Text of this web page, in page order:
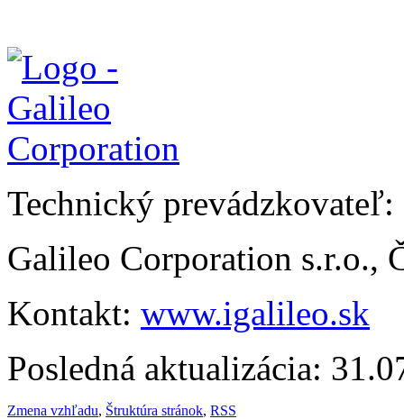
Technický prevádzkovateľ:
Galileo Corporation s.r.o.,
Kontakt: www.igalileo.sk
Posledná aktualizácia:
Zmena vzhľadu, Štruktúra stránok, RSS